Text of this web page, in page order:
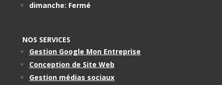
dimanche: Fermé
NOS SERVICES
Gestion Google Mon Entreprise
Conception de Site Web
Gestion médias sociaux